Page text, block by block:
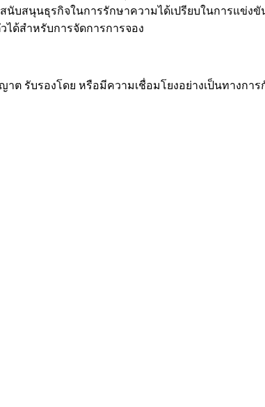
นับสนุนธุรกิจในการรักษาความได้เปรียบในการแข่
ด้สำหรับการจัดการการจอง
าต รับรองโดย หรือมีความเชื่อมโยงอย่างเป็นทาง